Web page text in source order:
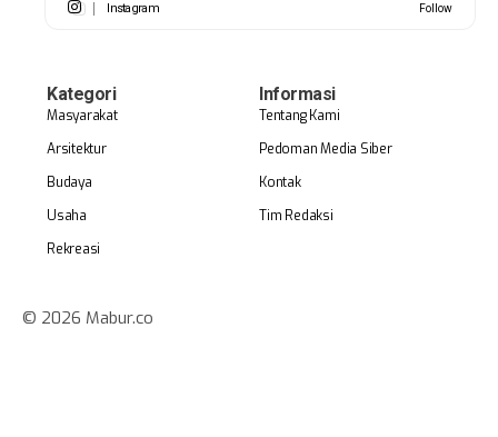
Instagram Follow
Kategori
Masyarakat
Arsitektur
Budaya
Usaha
Rekreasi
Informasi
Tentang Kami
Pedoman Media Siber
Kontak
Tim Redaksi
© 2026 Mabur.co